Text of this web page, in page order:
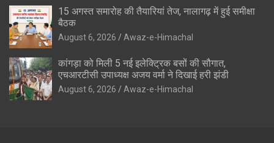
15 अगस्त समारोह की तैयारियां तेज, नालागढ़ में हुई समीक्षा
बैठक
August 6, 2026 Awaz-e-Himachal
कांगड़ा को मिली 5 नई इलेक्ट्रिक बसों की सौगात,
एचआरटीसी उपाध्यक्ष अजय वर्मा ने दिखाई हरी झंडी
August 6, 2026 Awaz-e-Himachal